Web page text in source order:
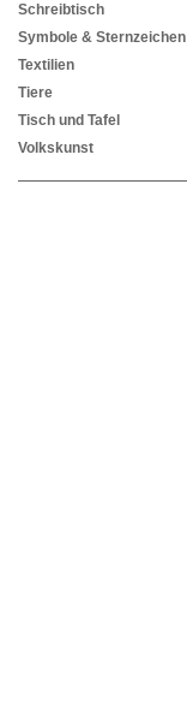
Schreibtisch
Symbole & Sternzeichen
Textilien
Tiere
Tisch und Tafel
Volkskunst